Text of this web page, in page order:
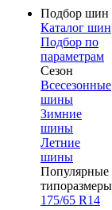
Подбор шин
Каталог шин
Подбор по
параметрам
Сезон
Всесезонные
шины
Зимние
шины
Летние
шины
Популярные
типоразмеры
175/65 R14